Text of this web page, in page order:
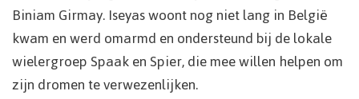
Biniam Girmay. Iseyas woont nog niet lang in België
kwam en werd omarmd en ondersteund bij de lokale
wielergroep Spaak en Spier, die mee willen helpen om
zijn dromen te verwezenlijken.